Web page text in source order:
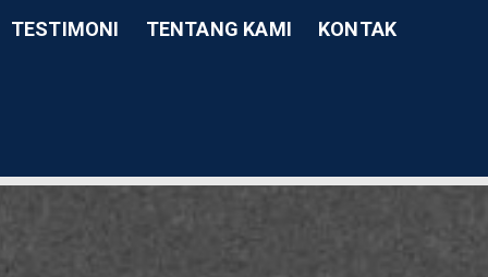
TESTIMONI TENTANG KAMI KONTAK